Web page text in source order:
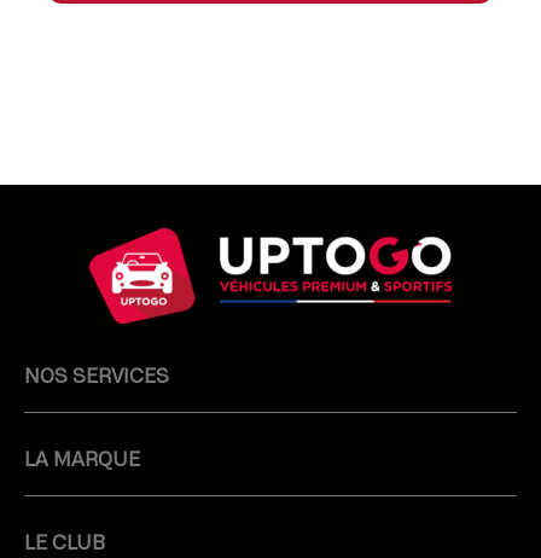
NOS SERVICES
LA MARQUE
LE CLUB